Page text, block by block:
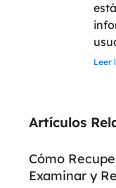
Leer
Artículos
Cómo
Examinar y